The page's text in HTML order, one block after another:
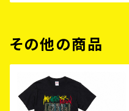
その他の商品